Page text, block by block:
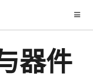
器件